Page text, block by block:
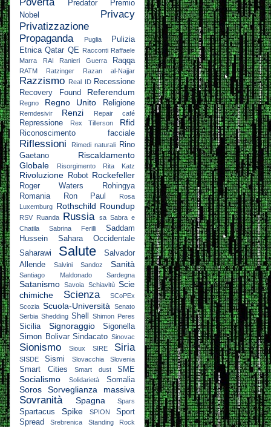
Predator
Premio
Nobel
Privacy
Privatizzazione
Propaganda
Puglia
Pulizia
Etnica Qatar QE Racconti Raffaele
Marra
RAI Ranieri Guerra Raqqa
RATM Ratzinger Razan al-Najjar
Razzismo Real ID Recessione
Recovery Found
Referendum
Regno Regno Unito Religione
Remdesivir Renzi Repair café
Repressione Rex Tillerson Rfid
Riconoscimento facciale
Riflessioni Rimedi naturali
Rino
Gaetano
Riscaldamento
Globale
Risorgimento Rita Katz
Rivoluzione Robot Rockefeller
Roger Waters
Rohingya
Romania
Ron Paul
Rosa
Luxemburg Rothschild Roundup
RSV Ruanda Russia sa Sabra e
Chatila
Sabrina Ferilli
Saddam
Hussein
Sahara Occidentale
Saharawi
Salute
Salvador
Allende
Salvini Sandoz Sanità
Santiago Maldonado Sardegna
Satanismo Savoia Schiavitù Scie
chimiche
Scienza
SCoPEx
Scozia Scuola-Università
Senato
Serbia Shedding Shell Shimon Peres
Sicilia Signoraggio
Sigonella
Simon Bolivar Sindacato Sinovac
Sionismo Sioux SIRE Siria
SISDE Sismi Slovacchia Slovenia
Smart Cities Smart dust SME
Socialismo Solidarietà Somalia
Soros Sorveglianza massiva
Sovranità Spagna Spars
Spartacus Spike SPION
Sport
Spread
Srebrenica Standing Rock